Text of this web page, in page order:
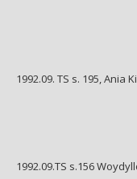
1992.09. TS s. 195, Ania
1992.09.TS s.156